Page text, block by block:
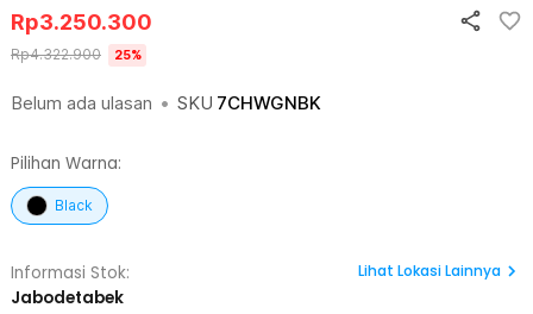
Belum ada ulasan • SKU 7CHWGNBK
Rp3.250.300
Rp4.322.900 25%
Pilihan Warna:
Black
Informasi Stok:
Jabodetabek
Lihat Lokasi Lainnya